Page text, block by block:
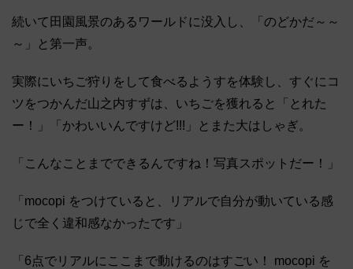
続いて田園風景のあるワールドに没入し、「のどかだ～～
～」と第一声。
実際にいちご狩りをして食べるようすを体験し、すぐにコ
ツをつかんだ山之内すずは、いちごを獲れると「とれた
ー！」「かわいいんですけど!!!」とまた大はしゃぎ。
「こんなことまでできるんですね！写真スポットだー！」
「mocopi をつけていると、リアルで自分が動いている感
じで全く違和感なかったです」
「6点でリアルにここまで動けるのはすごい！ mocopi を